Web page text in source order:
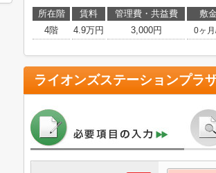
所在階 賃料 管理費・共益費 敷
4階
4.9万円 3,000円 0ヶ月
ライオンズステーションプラ